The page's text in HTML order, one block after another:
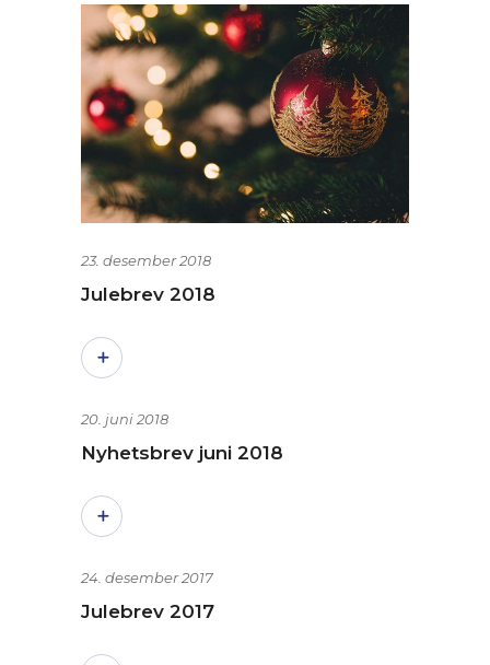
23. desember 2018
Julebrev 2018
20. juni 2018
Nyhetsbrev juni 2018
24. desember 2017
Julebrev 2017